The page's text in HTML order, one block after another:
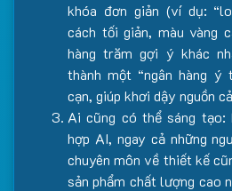
khóa đơn giản (ví dụ:
cách tối giản, màu vàng
hàng trăm gợi ý khác
thành một “ngân hàng ý
cạn, giúp khơi dậy nguồn
Ai cũng có thể sáng tạo:
hợp AI, ngay cả những
chuyên môn về thiết kế
sản phẩm chất lượng cao